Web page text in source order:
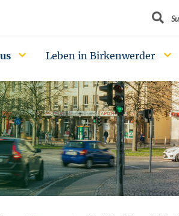
Leben in Birkenwerder